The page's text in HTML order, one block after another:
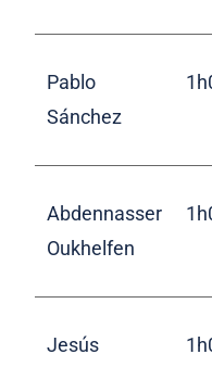
Pablo
Sánchez
Abdennasser
Oukhelfen
Jesús